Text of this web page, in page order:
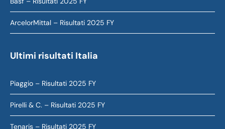
ArcelorMittal – Risultati 2025 FY
Ultimi risultati Italia
Piaggio – Risultati 2025 FY
Pirelli & C. – Risultati 2025 FY
Tenaris – Risultati 2025 FY